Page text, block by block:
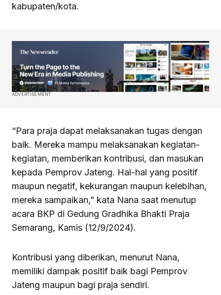
kabupaten/kota.
ADVERTISEMENT
“Para praja dapat melaksanakan tugas dengan
baik. Mereka mampu melaksanakan kegiatan-
kegiatan, memberikan kontribusi, dan masukan
kepada Pemprov Jateng. Hal-hal yang positif
maupun negatif, kekurangan maupun kelebihan,
mereka sampaikan,” kata Nana saat menutup
acara BKP di Gedung Gradhika Bhakti Praja
Semarang, Kamis (12/9/2024).
Kontribusi yang diberikan, menurut Nana,
memiliki dampak positif baik bagi Pemprov
Jateng maupun bagi praja sendiri.